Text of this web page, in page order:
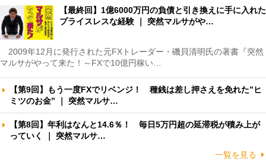
【最終回】1億6000万円の負債と引き換えに手に入れた
プライスレスな経験 ｜ 突然マルサがや…
2009年12月に発行された元FXトレーダー・磯貝清明氏の著書『突然
マルサがやって来た！～FXで10億円稼い…
【第9回】もう一度FXでリベンジ！ 種銭は差し押さえを免れた”ヒ
ミツのお金” ｜ 突然マルサ…
【第8回】年利はなんと14.6％！ 毎日5万円超の延滞税が積み上が
っていく ｜ 突然マルサ…
一覧を見る